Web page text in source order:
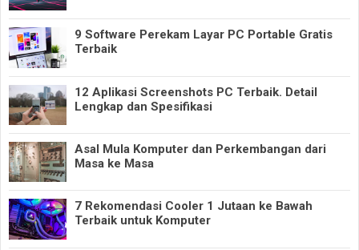
9 Software Perekam Layar PC Portable Gratis
Terbaik
12 Aplikasi Screenshots PC Terbaik. Detail
Lengkap dan Spesifikasi
Asal Mula Komputer dan Perkembangan dari
Masa ke Masa
7 Rekomendasi Cooler 1 Jutaan ke Bawah
Terbaik untuk Komputer